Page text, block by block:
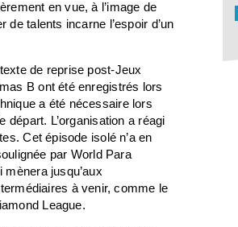
en vue, à l’image de
talents incarne l’espoir d’un
de reprise post-Jeux
B ont été enregistrés lors
a été nécessaire lors
L’organisation a réagi
Cet épisode isolé n’a en
par World Para
jusqu’aux
à venir, comme le
League.